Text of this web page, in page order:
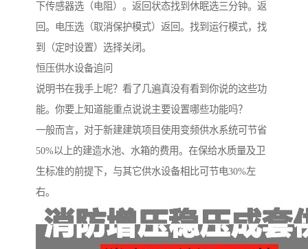
下传感器选（电阻）。返回状态找到休眠选三分钟。返
回。电压选（取消保护模式）返回。找到运行模式，找
到（定时设置）选择关闭。
恒压供水设备追问
说明书在我手上呢？看了几遍真没有看到你说的这些功
能。你要上知道能重点说说主要设置哪些功能吗？
一般而言，对于新建建筑项目使用变频供水系统可节省
50%以上的建造水池、水箱的费用。在保给水质量及卫
生标准的前提下，与其它供水设备相比可节电30%左
右。